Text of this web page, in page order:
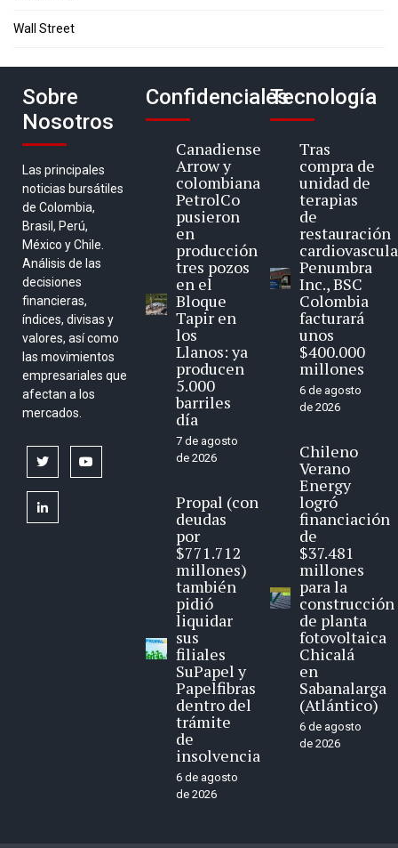
Wall Street
Sobre
Nosotros
Las principales
noticias bursátiles
de Colombia,
Brasil, Perú,
México y Chile.
Análisis de las
decisiones
financieras,
índices, divisas y
valores, así como
las movimientos
empresariales que
afectan a los
mercados.
twitter
linkedin
Confidenciales
Canadiense
Arrow y
colombiana
PetrolCo
pusieron
en
producción
tres pozos
en el
Bloque
Tapir en
los
Llanos: ya
producen
5.000
barriles
día
7 de agosto
de 2026
Propal (con
deudas
por
$771.712
millones)
también
pidió
liquidar
sus
filiales
SuPapel y
Papelfibras
dentro del
trámite
de
insolvencia
6 de agosto
de 2026
Tecnología
Tras
compra de
unidad de
terapias
de
restauración
Penumbra
Inc., BSC
Colombia
facturará
unos
$400.000
millones
6 de agosto
de 2026
Chileno
Verano
Energy
logró
financiación
de
$37.481
millones
para la
construcción
de planta
fotovoltaica
Chicalá
en
Sabanalarga
(Atlántico)
6 de agosto
de 2026